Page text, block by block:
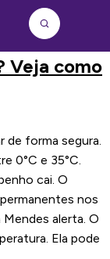
Veja como
de forma segura.
0°C e 35°C.
cai. O
nos
alerta. O
Ela pode